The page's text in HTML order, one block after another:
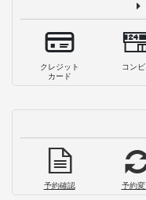
クレジット
カード
コンビ
予約確認 予約